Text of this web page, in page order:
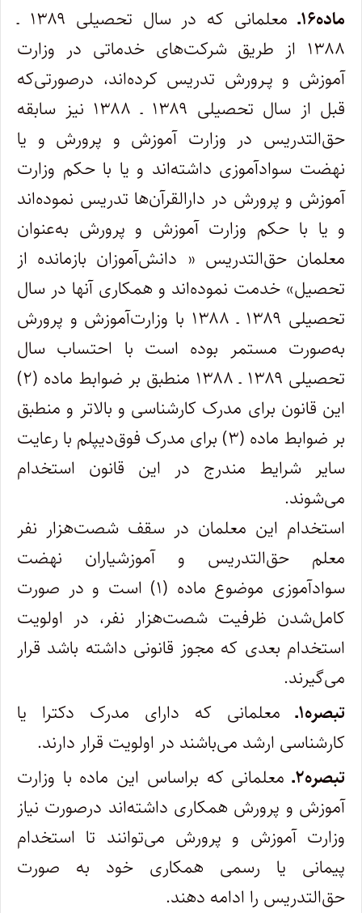
ماده۱۶ـ
معلمانی که در سال تحصیلی ۱۳۸۹ ـ
۱۳۸۸ از طریق شرکت‌های خدماتی در وزارت
آموزش و پـرورش تدریس کرده‌اند، درصورتی‌که
قبل از سال تحصیلی ۱۳۸۹ ـ ۱۳۸۸ نیز سابقه
حق‌التدریس در وزارت آموزش و پرورش و یا
نهضت سوادآموزی داشته‌اند و یا با حکم وزارت
آموزش و پرورش در دارالقرآن‌ها تدریس نموده‌اند
و یا با حکم وزارت آموزش و پرورش به‌عنوان
معلمان حق‌التدریس « دانش‌آموزان بازمانده از
تحصیل» خدمت نموده‌اند و همکاری آنها در سال
تحصیلی ۱۳۸۹ ـ ۱۳۸۸ با وزارت‌آموزش و پرورش
به‌صورت مستمر بوده است با احتساب سال
تحصیلی ۱۳۸۹ ـ ۱۳۸۸ منطبق بر ضوابط ماده (۲)
این قانون برای مدرک کارشناسی و بالاتر و منطبق
بر ضوابط ماده (۳) برای مدرک فوق‌دیپلم با رعایت
سایر شرایط مندرج در این قانون استخدام
می‌شوند.
استخدام این معلمان در سقف شصت‌هزار نفر
معلم حق‌التدریس و آموزشیاران نهضت
‌سوادآموزی موضوع ماده (۱) است و در صورت
کامل‌شدن ظرفیت شصت‌هزار نفر، در اولویت
استخدام بعدی که مجوز قانونی داشته باشد قرار
می‌گیرند.
تبصره۱ـ معلمانی که دارای مدرک دکترا یا
کارشناسی ارشد می‌باشند در اولویت قرار دارند.
تبصره۲ـ معلمانی که براساس این ماده با وزارت
آموزش و پرورش همکاری داشته‌اند درصورت نیاز
وزارت آموزش و پرورش می‌توانند تا استخدام
پیمانی یا رسمی همکاری خود به صورت
حق‌التدریس را ادامه دهند.